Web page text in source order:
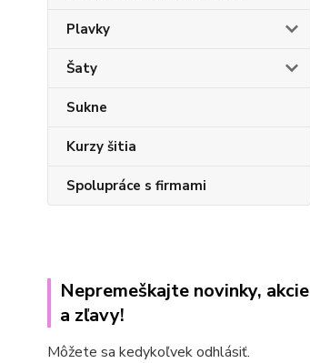
Plavky
Šaty
Sukne
Kurzy šitia
Spolupráce s firmami
Nepremeškajte novinky, akcie
a zľavy!
Môžete sa kedykoľvek odhlásiť.